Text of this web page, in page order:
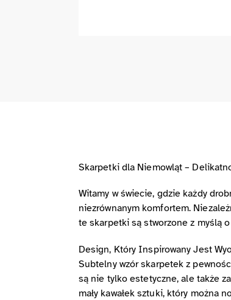
Skarpetki dla Niemowląt –
Witamy w świecie, gdzie każdy
niezrównanym komfortem.
te skarpetki są stworzone z myślą
Design, Który Inspirowany Jest
Subtelny wzór skarpetek z
są nie tylko estetyczne, ale także
mały kawałek sztuki, który